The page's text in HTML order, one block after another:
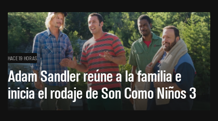
HACE 19 HORAS
Adam Sandler reúne a la familia e
inicia el rodaje de Son Como Niños 3